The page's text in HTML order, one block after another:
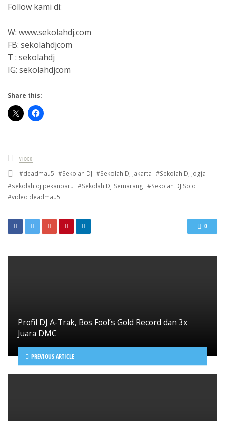
Follow kami di:
W: www.sekolahdj.com
FB: sekolahdjcom
T : sekolahdj
IG: sekolahdjcom
Share this:
Posted
in
VIDEO
Tagged
with
deadmau5 Sekolah DJ Sekolah DJ Jakarta
Sekolah DJ Jogja
sekolah dj pekanbaru
Sekolah DJ Semarang
Sekolah DJ Solo
video deadmau5
0
Profil DJ A-Trak, Bos Fool’s Gold Record dan 3x
Juara DMC
PREVIOUS ARTICLE